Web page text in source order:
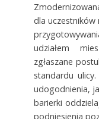
dla uczestników
udziałem
zgłaszane
standardu
udogodnienia,
barierki
podniesienia